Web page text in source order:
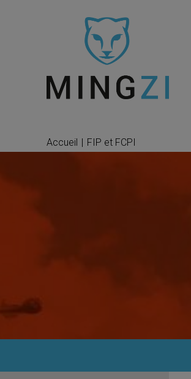
Accueil | FIP et FCPI